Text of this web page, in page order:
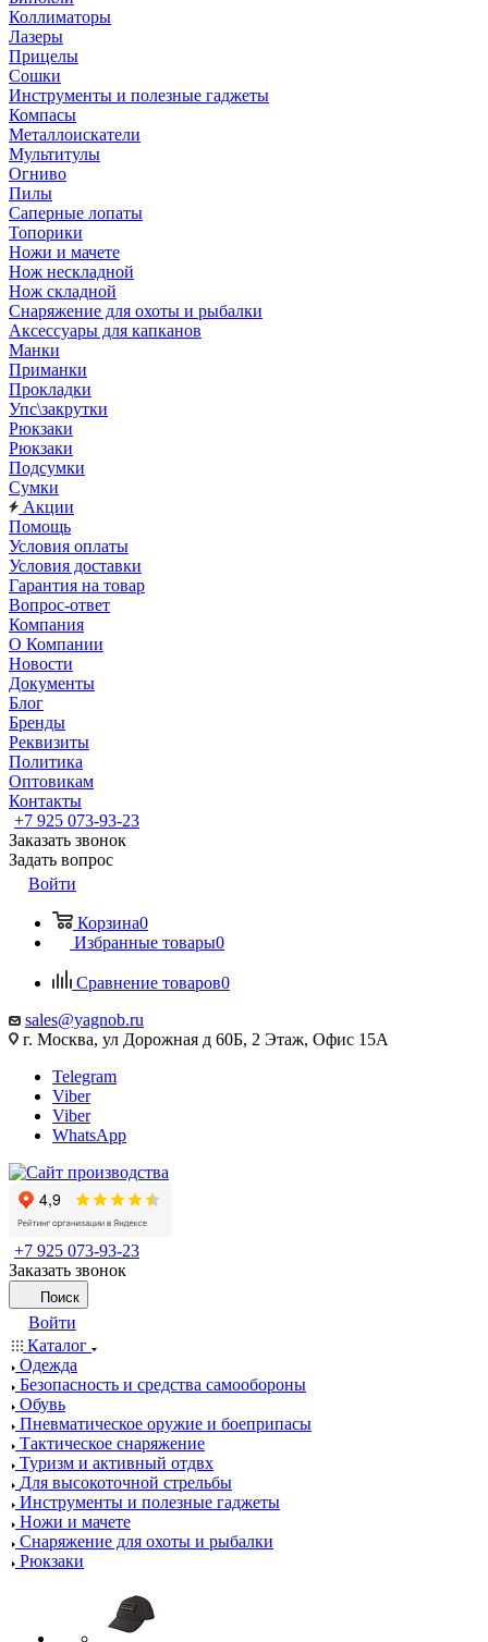
Коллиматоры
Лазеры
Прицелы
Сошки
Инструменты и полезные гаджеты
Компасы
Металлоискатели
Мультитулы
Огниво
Пилы
Саперные лопаты
Топорики
Ножи и мачете
Нож нескладной
Нож складной
Снаряжение для охоты и рыбалки
Аксессуары для капканов
Манки
Приманки
Прокладки
Упс\закрутки
Рюкзаки
Рюкзаки
Подсумки
Сумки
Акции
Помощь
Условия оплаты
Условия доставки
Гарантия на товар
Вопрос-ответ
Компания
О Компании
Новости
Документы
Блог
Бренды
Реквизиты
Политика
Оптовикам
Контакты
+7 925 073-93-23
Заказать звонок
Задать вопрос
Войти
Корзина0
Избранные товары0
Сравнение товаров0
sales@yagnob.ru
г. Москва, ул Дорожная д 60Б, 2 Этаж, Офис 15А
Telegram
Viber
Viber
WhatsApp
+7 925 073-93-23
Заказать звонок
Поиск
Войти
Каталог
Одежда
Безопасность и средства самообороны
Обувь
Пневматическое оружие и боеприпасы
Тактическое снаряжение
Туризм и активный отдвх
Для высокоточной стрельбы
Инструменты и полезные гаджеты
Ножи и мачете
Снаряжение для охоты и рыбалки
Рюкзаки